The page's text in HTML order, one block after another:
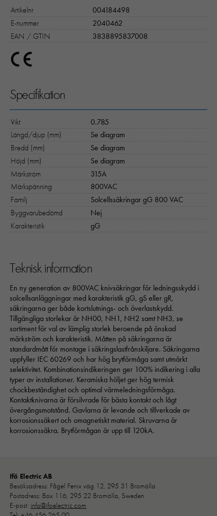
Artikelnr
004184498
E-nummer
2040462
EAN / GTIN
3838895837008
Specifikation
Vikt
0.785
Längd/djup (mm)
Se diagram
Bredd (mm)
Se diagram
Höjd (mm)
Se diagram
Märkström
315A
Märkspänning
800VAC
Familj
Solcellssäkringar gG 800 VAC
Byggvarubedömd
Nej
Karakteristik
gG
Teknisk information
En ny generation av 800VAC knivsäkringar för ledningsskydd i
solcellsanläggningar med karakteristik gG, gS eller gR,
säkringarna ger både kortslutnings- och överlastskydd.
Tillgängliga storlekar är NH00, NH1, NH2 samt NH3, se
sortiment för val av lämplig storlek beroende på önskad
märkström och karakteristik. Måtten på säkringarna är
standardmått för montage i säkringslastfrånskiljare. Säkringarna
uppfyller IEC 60269 och har hög brytförmåga samt utmärkt
selektivitet. Kombinationsindikeringen ger 100% indikering i alla
typer av installationer. Keramiska höljet ger hög termisk
chockbeständighet och optimal värmeledningsförmåga.
Kontaktknivarna är försilvrade för bästa kontakt och lågt
övergångsmotstånd. Gavlarna är levande och tillverkade av
korrosionssäkert och omagnetiskt material. Skruvarna är
korrosionssäkra. Brytförmågan är upp till 120kA.
Ifö Electric AB
Besöksadress: Fågel Fenix väg 12, 295 31 Bromölla
Postadress: Box 116, 295 22 Bromölla, Sweden
E-post: info@ifoelectric.com
Nödvändiga
Dessa kakor går inte att välja bort.
behövs för att hemsidan över huvud
ska fungera:
denna kaka kommer ihåg ditt val av
kakor.
kunna
förbättra